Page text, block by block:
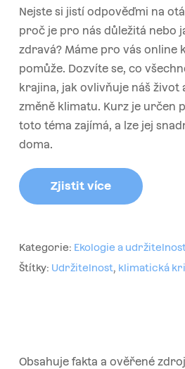
Nejste si jistí odpověďmi na
proč je pro nás důležitá nebo
zdravá? Máme pro vás online
pomůže. Dozvíte se, co
krajina, jak ovlivňuje náš život
změně klimatu. Kurz je určen
toto téma zajímá, a lze jej
doma.
Zjistit více
Kategorie: Ekologie a
Štítky: Udržitelnost, klimatická
Obsahuje fakta a ověřené